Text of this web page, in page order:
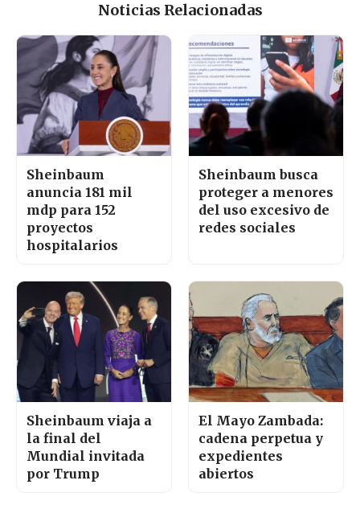
Noticias Relacionadas
Sheinbaum
anuncia 181 mil
mdp para 152
proyectos
hospitalarios
Sheinbaum busca
proteger a menores
del uso excesivo de
redes sociales
Sheinbaum viaja a
la final del
Mundial invitada
por Trump
El Mayo Zambada:
cadena perpetua y
expedientes
abiertos